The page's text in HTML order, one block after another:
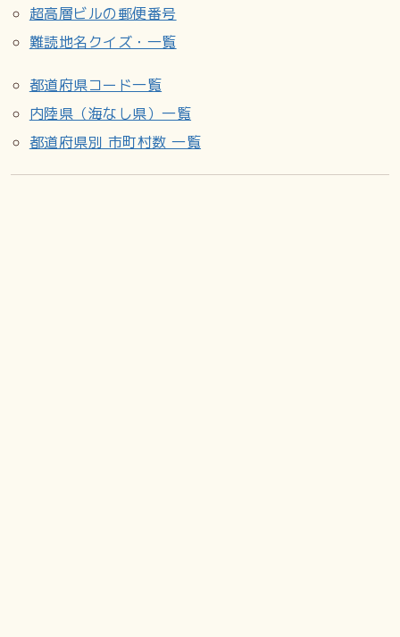
超高層ビルの郵便番号
難読地名クイズ・一覧
都道府県コード一覧
内陸県（海なし県）一覧
都道府県別 市町村数 一覧